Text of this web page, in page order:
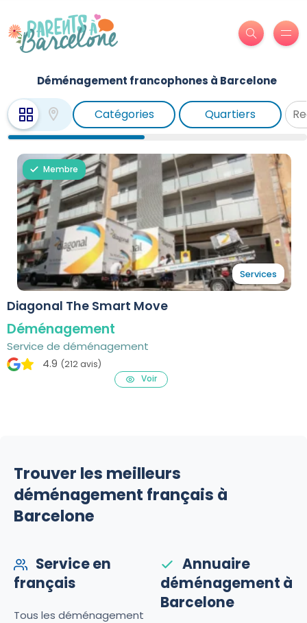
Déménagement francophones à Barcelone
Catégories Quartiers
Membre
Services
Diagonal The Smart Move
Déménagement
Service de déménagement
4.9 (212 avis)
Voir
Trouver les meilleurs
déménagement français à
Barcelone
Service en
français
Tous les déménagement
Annuaire
déménagement à
Barcelone